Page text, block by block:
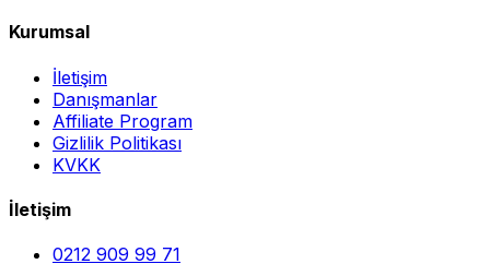
Kurumsal
İletişim
Danışmanlar
Affiliate Program
Gizlilik Politikası
KVKK
İletişim
0212 909 99 71